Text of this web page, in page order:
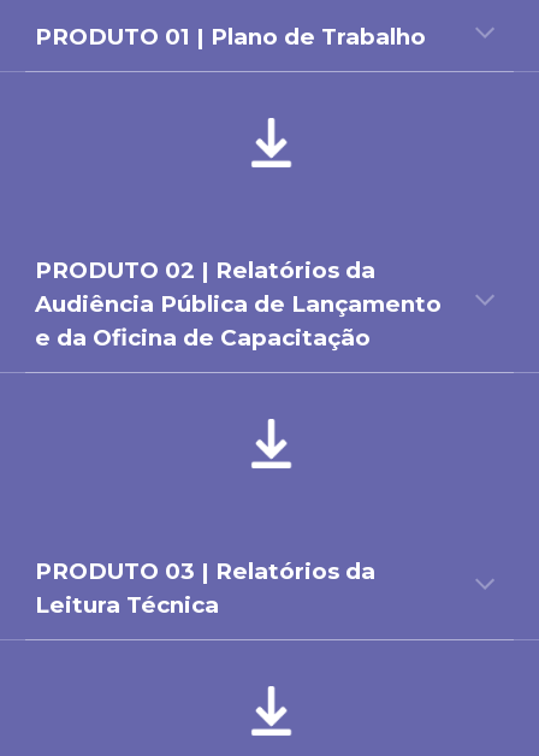
PRODUTO 01 | Plano de Trabalho
PRODUTO 02 | Relatórios da
Audiência Pública de Lançamento
e da Oficina de Capacitação
PRODUTO 03 | Relatórios da
Leitura Técnica